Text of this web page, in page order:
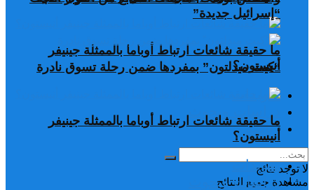
ما حقيقة شائعات ارتباط أوباما بالممثلة جينيفر
أنيستون؟
تغريدات
دراسات وبحوث
رياضة
لا توجد نتائج
مشاهدة جميع النتائح
“إسرائيل جديدة”
“كيت ميدلتون” بمفردها ضمن رحلة تسوق نادرة
ما حقيقة شائعات ارتباط أوباما بالممثلة جينيفر
أنيستون؟
تغريدات
دراسات وبحوث